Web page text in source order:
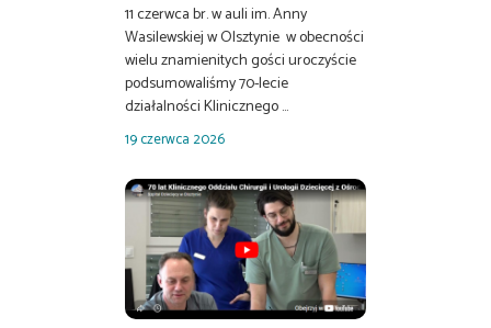
11 czerwca br. w auli im. Anny
Wasilewskiej w Olsztynie w obecności
wielu znamienitych gości uroczyście
podsumowaliśmy 70-lecie
działalności Klinicznego ...
19 czerwca 2026